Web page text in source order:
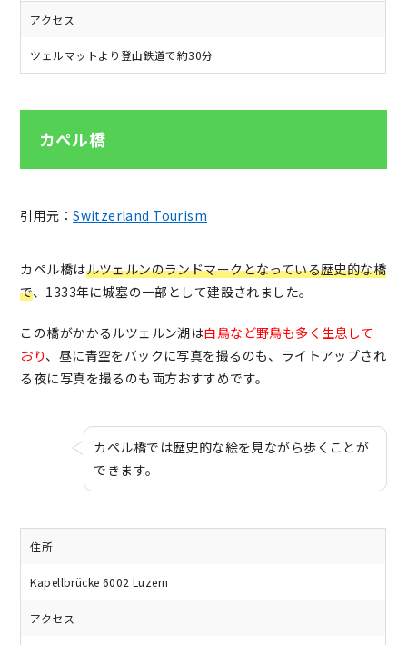
アクセス
ツェルマットより登山鉄道で約30分
カペル橋
引用元：Switzerland Tourism
カペル橋はルツェルンのランドマークとなっている歴史的な橋
で、1333年に城塞の一部として建設されました。
この橋がかかるルツェルン湖は白鳥など野鳥も多く生息して
おり、昼に青空をバックに写真を撮るのも、ライトアップされ
る夜に写真を撮るのも両方おすすめです。
カペル橋では歴史的な絵を見ながら歩くことが
できます。
住所
Kapellbrücke 6002 Luzern
アクセス